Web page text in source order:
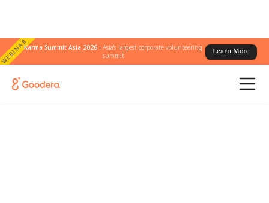
WEBINARKarma Summit Asia 2026 :Asia's largest corporate volunteering
summit
Learn More